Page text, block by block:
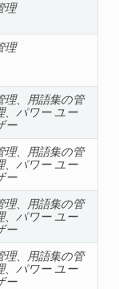
理
理
理、
用語集の管
、 パワー ユー
ー
理、
用語集の管
、 パワー ユー
ー
理、
用語集の管
、 パワー ユー
ー
理、
用語集の管
、 パワー ユー
ー